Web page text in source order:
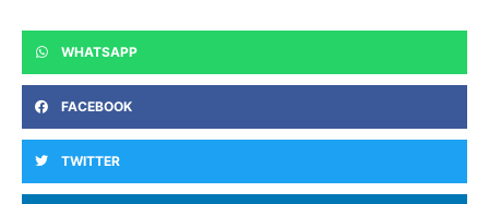
WHATSAPP
FACEBOOK
TWITTER